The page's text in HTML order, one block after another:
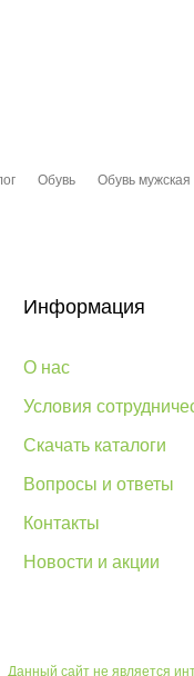
Обувь Обувь мужская
Информация
О нас
Условия
Скачать каталоги
Вопросы и ответы
Контакты
Новости и акции
Данный сайт не является